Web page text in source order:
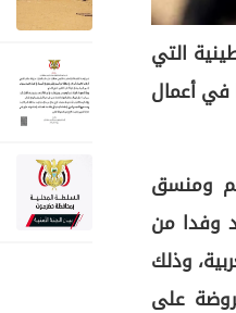
التي
في أعمال
ومنسق
وفدا من
وذلك
على